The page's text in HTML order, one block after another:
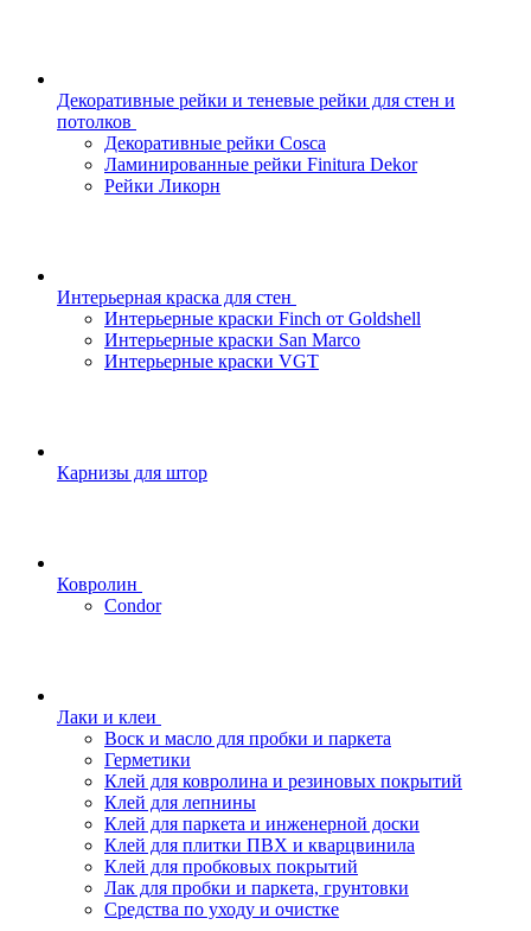
Декоративные рейки и теневые рейки для стен и
потолков
Декоративные рейки Cosca
Ламинированные рейки Finitura Dekor
Рейки Ликорн
Интерьерная краска для стен
Интерьерные краски Finch от Goldshell
Интерьерные краски San Marco
Интерьерные краски VGT
Карнизы для штор
Ковролин
Condor
Лаки и клеи
Воск и масло для пробки и паркета
Герметики
Клей для ковролина и резиновых покрытий
Клей для лепнины
Клей для паркета и инженерной доски
Клей для плитки ПВХ и кварцвинила
Клей для пробковых покрытий
Лак для пробки и паркета, грунтовки
Средства по уходу и очистке